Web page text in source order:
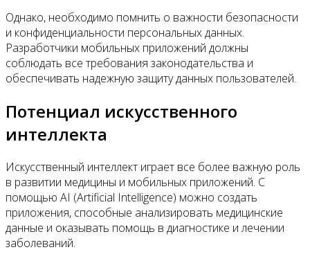
Однако, необходимо помнить о важности безопасности
и конфиденциальности персональных данных.
Разработчики мобильных приложений должны
соблюдать все требования законодательства и
обеспечивать надежную защиту данных пользователей.
Потенциал искусственного
интеллекта
Искусственный интеллект играет все более важную роль
в развитии медицины и мобильных приложений. С
помощью AI (Artificial Intelligence) можно создать
приложения, способные анализировать медицинские
данные и оказывать помощь в диагностике и лечении
заболеваний.